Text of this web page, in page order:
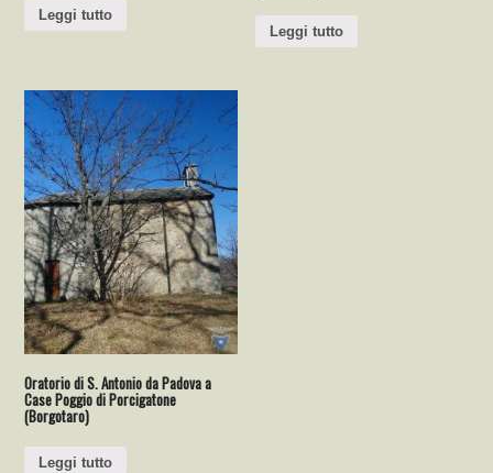
Leggi tutto
Leggi tutto
Oratorio di S. Antonio da Padova a
Case Poggio di Porcigatone
(Borgotaro)
Leggi tutto